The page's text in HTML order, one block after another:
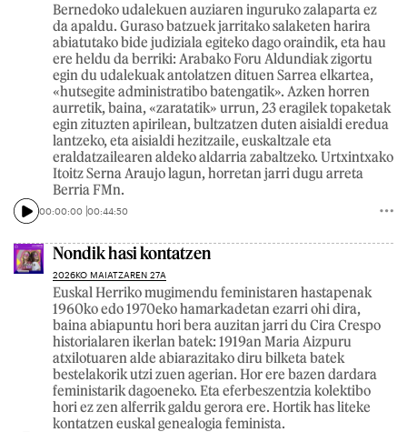
Bernedoko udalekuen auziaren inguruko zalaparta ez
da apaldu. Guraso batzuek jarritako salaketen harira
abiatutako bide judiziala egiteko dago oraindik, eta hau
ere heldu da berriki: Arabako Foru Aldundiak zigortu
egin du udalekuak antolatzen dituen Sarrea elkartea,
«hutsegite administratibo batengatik». Azken horren
aurretik, baina, «zaratatik» urrun, 23 eragilek topaketak
egin zituzten apirilean, bultzatzen duten aisialdi eredua
lantzeko, eta aisialdi hezitzaile, euskaltzale eta
eraldatzailearen aldeko aldarria zabaltzeko. Urtxintxako
Itoitz Serna Araujo lagun, horretan jarri dugu arreta
Berria FMn.
00:00:00 00:44:50
Nondik hasi kontatzen
2026KO MAIATZAREN 27A
Euskal Herriko mugimendu feministaren hastapenak
1960ko edo 1970eko hamarkadetan ezarri ohi dira,
baina abiapuntu hori bera auzitan jarri du Cira Crespo
historialaren ikerlan batek: 1919an Maria Aizpuru
atxilotuaren alde abiarazitako diru bilketa batek
bestelakorik utzi zuen agerian. Hor ere bazen dardara
feministarik dagoeneko. Eta eferbeszentzia kolektibo
hori ez zen alferrik galdu gerora ere. Hortik has liteke
kontatzen euskal genealogia feminista.